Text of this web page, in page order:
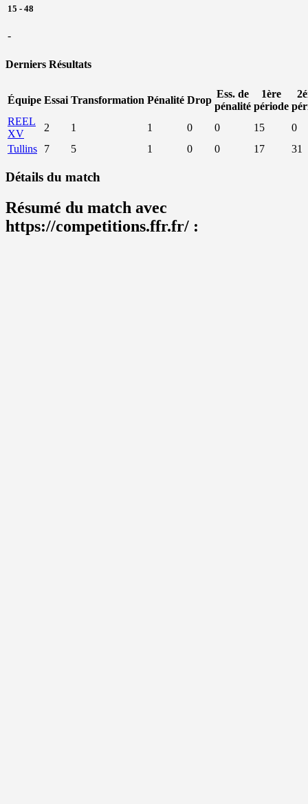
15 - 48
-
Derniers Résultats
Équipe Essai Transformation Pénalité Drop
Ess. de
pénalité
1ère
période
REEL
XV
2 1 1 0 0 15
0
Tullins
7 5 1 0 0 17 31
Détails du match
Résumé du match avec
https://competitions.ffr.fr/ :